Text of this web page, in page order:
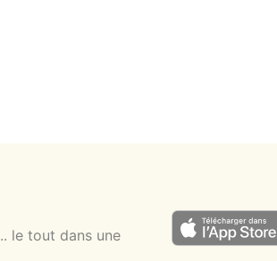
le tout dans une